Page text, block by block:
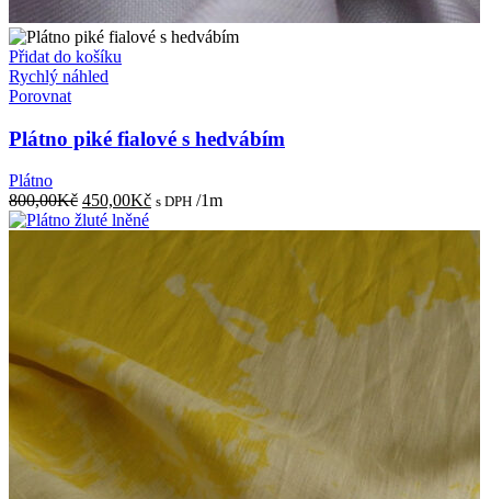
Přidat do košíku
Rychlý náhled
Porovnat
Plátno piké fialové s hedvábím
Plátno
800,00Kč Původní
cena
450,00KčAktuální
s DPH /1m